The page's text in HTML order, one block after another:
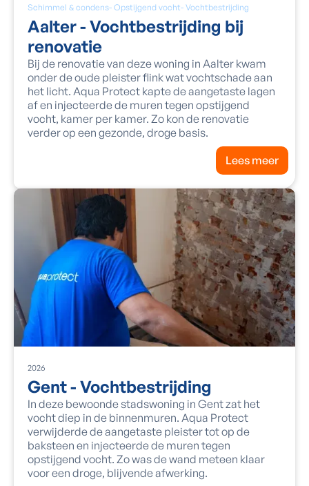
Schimmel & condens- Opstijgend vocht- Vochtbestrijding
Aalter - Vochtbestrijding bij
renovatie
Bij de renovatie van deze woning in Aalter kwam
onder de oude pleister flink wat vochtschade aan
het licht. Aqua Protect kapte de aangetaste lagen
af en injecteerde de muren tegen opstijgend
vocht, kamer per kamer. Zo kon de renovatie
verder op een gezonde, droge basis.
Lees meer
2026
Gent - Vochtbestrijding
In deze bewoonde stadswoning in Gent zat het
vocht diep in de binnenmuren. Aqua Protect
verwijderde de aangetaste pleister tot op de
baksteen en injecteerde de muren tegen
opstijgend vocht. Zo was de wand meteen klaar
voor een droge, blijvende afwerking.